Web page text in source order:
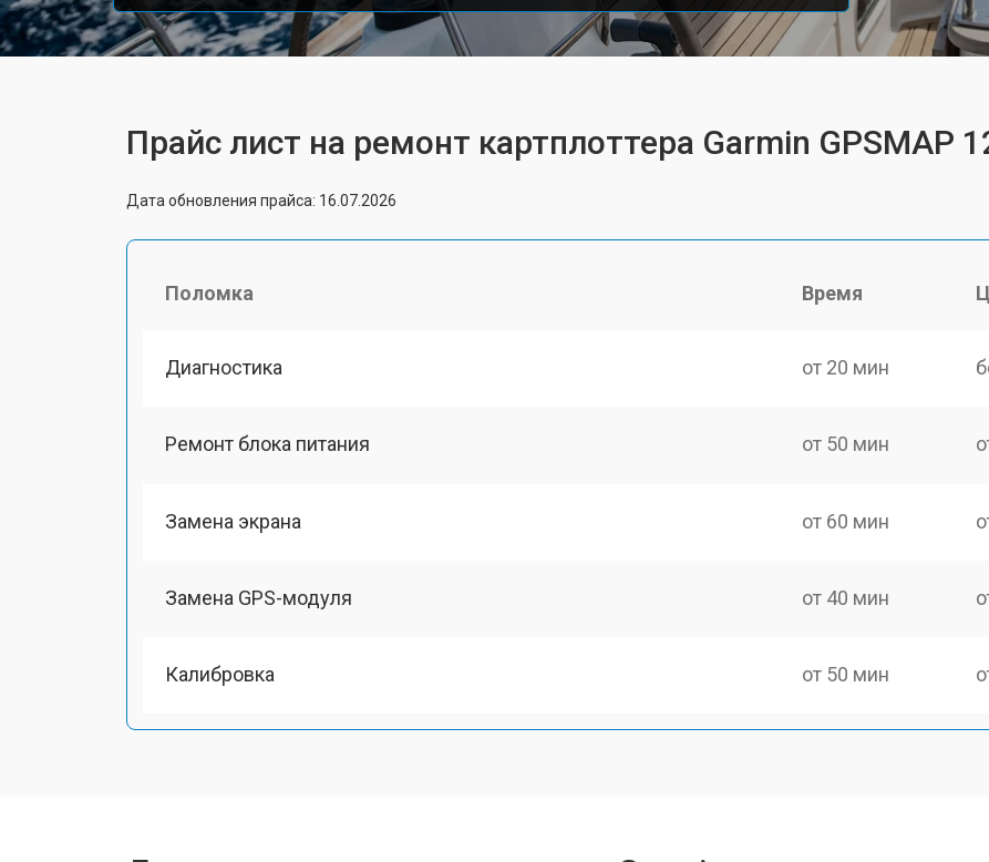
Прайс лист на ремонт картплоттера Garmin GPSMAP
Дата обновления прайса: 16.07.2026
Поломка Время
Диагностика от 20 мин
Ремонт блока питания от 50 мин
Замена экрана от 60 мин
Замена GPS-модуля от 40 мин
Калибровка от 50 мин